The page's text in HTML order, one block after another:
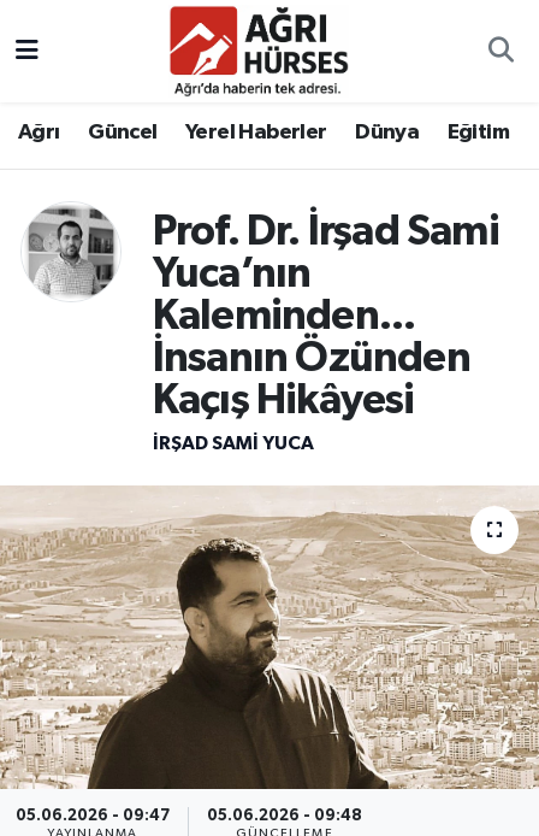
Ağrı Güncel Yerel Haberler Dünya Eğitim
Prof. Dr. İrşad Sami
Yuca’nın
Kaleminden...
İnsanın Özünden
Kaçış Hikâyesi
İRŞAD SAMI YUCA
05.06.2026 - 09:47
YAYINLANMA
05.06.2026 - 09:48
GÜNCELLEME
Hava Durumu
Süper Lig Puan Durumu ve Fikstür
Tüm Manşetler
Son Dakika Haberleri
Haber Arşivi